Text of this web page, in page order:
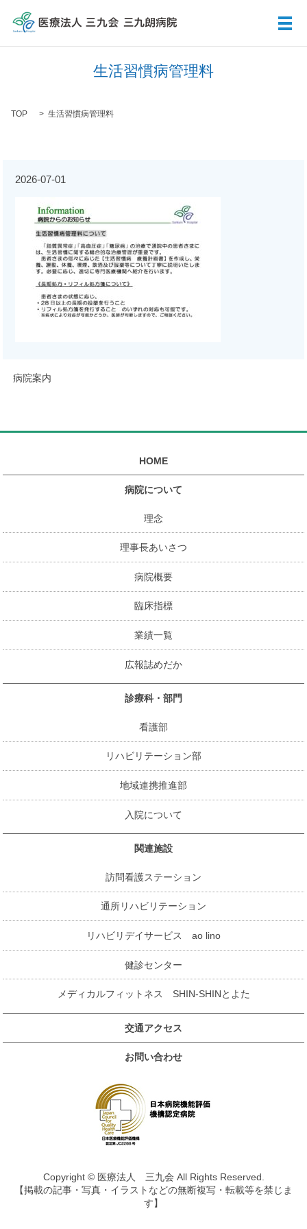
メ
生活習慣病管理料
TOP 生活習慣病管理料
2026-07-01
病院案内
HOME
病院について
理念
理事長あいさつ
病院概要
臨床指標
業績一覧
広報誌めだか
診療科・部門
看護部
リハビリテーション部
地域連携推進部
入院について
関連施設
訪問看護ステーション
通所リハビリテーション
リハビリデイサービス ao lino
健診センター
メディカルフィットネス SHIN-SHINとよた
交通アクセス
お問い合わせ
Copyright © 医療法人 三九会 All Rights Reserved.
【掲載の記事・写真・イラストなどの無断複写・転載等を禁じま
す】